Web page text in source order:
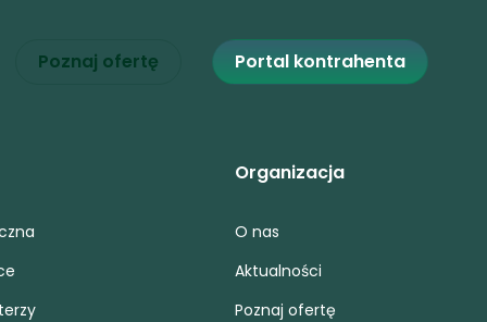
Poznaj ofertę Portal kontrahenta
Organizacja
O nas
Aktualności
Poznaj ofertę